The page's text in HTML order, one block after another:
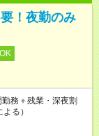
！夜勤のみ
務＋残業・深夜割
る）